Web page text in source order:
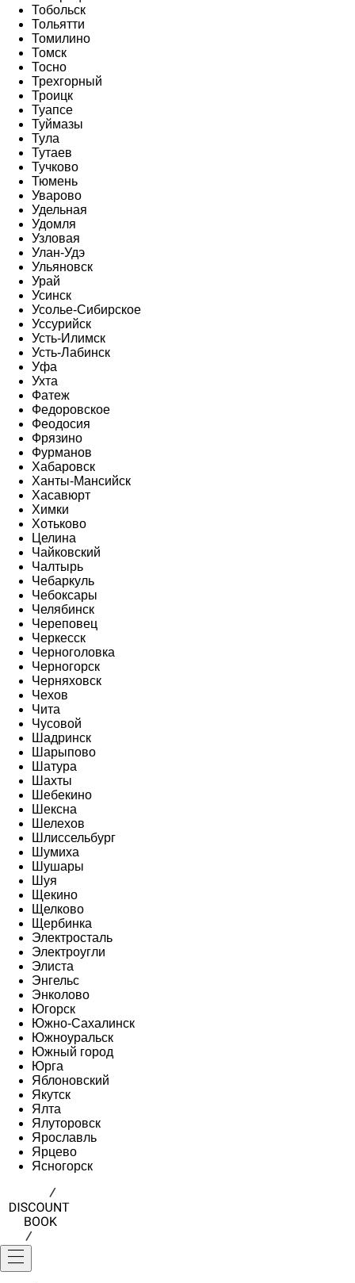
Тобольск
Тольятти
Томилино
Томск
Тосно
Трехгорный
Троицк
Туапсе
Туймазы
Тула
Тутаев
Тучково
Тюмень
Уварово
Удельная
Удомля
Узловая
Улан-Удэ
Ульяновск
Урай
Усинск
Усолье-Сибирское
Уссурийск
Усть-Илимск
Усть-Лабинск
Уфа
Ухта
Фатеж
Федоровское
Феодосия
Фрязино
Фурманов
Хабаровск
Ханты-Мансийск
Хасавюрт
Химки
Хотьково
Целина
Чайковский
Чалтырь
Чебаркуль
Чебоксары
Челябинск
Череповец
Черкесск
Черноголовка
Черногорск
Черняховск
Чехов
Чита
Чусовой
Шадринск
Шарыпово
Шатура
Шахты
Шебекино
Шексна
Шелехов
Шлиссельбург
Шумиха
Шушары
Шуя
Щекино
Щелково
Щербинка
Электросталь
Электроугли
Элиста
Энгельс
Энколово
Югорск
Южно-Сахалинск
Южноуральск
Южный город
Юрга
Яблоновский
Якутск
Ялта
Ялуторовск
Ярославль
Ярцево
Ясногорск